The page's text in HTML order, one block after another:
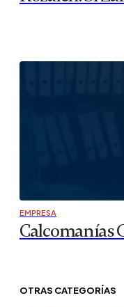
EMPRESA
Calcomanías
OTRAS CATEGORÍAS